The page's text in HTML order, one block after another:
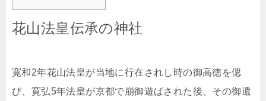
花山法皇伝承の神社
寛和2年花山法皇が当地に行在されし時の御高徳を偲
び、寛弘5年法皇が京都で崩御遊ばされた後、その御遺